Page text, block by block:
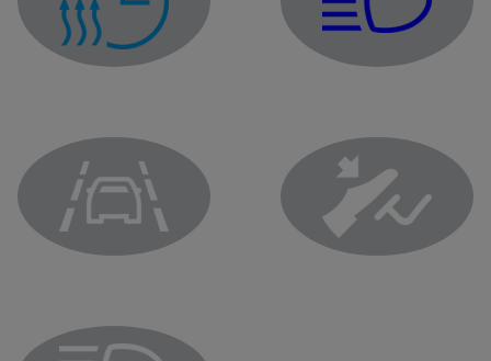
Indicatore di programmazione aria condizionata
Spia delle luci
Spia del sistema di prevenzione uscita dalla carreggiata
Spia di piede sul pedale